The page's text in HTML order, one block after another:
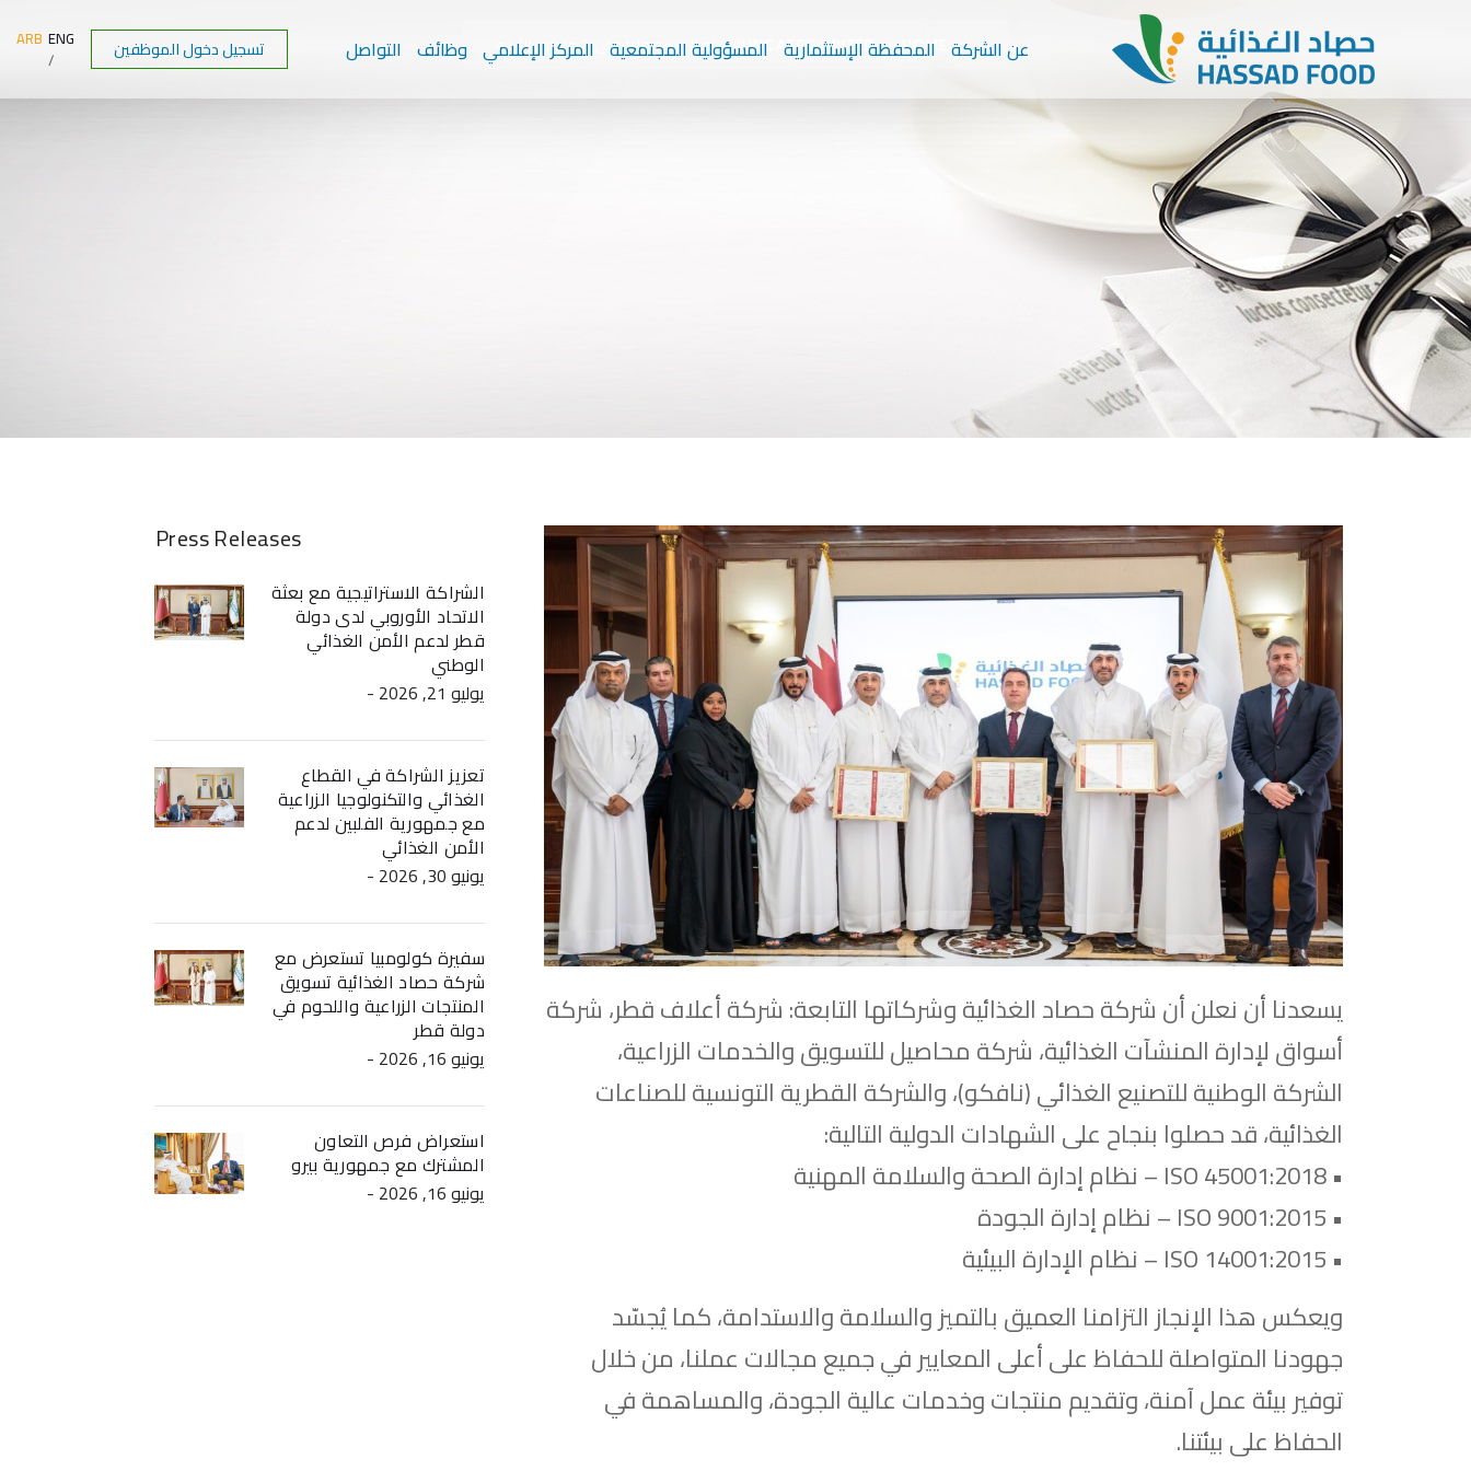
التواصل وظائف المركز الإعلامي المسؤولية المجتمعية المحفظة الإستثمارية عن الشركة تسجيل دخول الموظفين ENG
ARB HOME
UNCATEGORIZEDالاحتفال بحصولنا على شهادات الأيزو
يسعدنا أن نعلن أن شركة حصاد الغذائية وشركاتها التابعة: شركة أعلاف قطر، شركة
أسواق لإدارة المنشآت الغذائية، شركة محاصيل للتسويق والخدمات الزراعية،
الشركة الوطنية للتصنيع الغذائي (نافكو)، والشركة القطرية التونسية للصناعات
الغذائية، قد حصلوا بنجاح على الشهادات الدولية التالية:
• ISO 45001:2018 – نظام إدارة الصحة والسلامة المهنية
• ISO 9001:2015 – نظام إدارة الجودة
• ISO 14001:2015 – نظام الإدارة البيئية
ويعكس هذا الإنجاز التزامنا العميق بالتميز والسلامة والاستدامة، كما يُجسّد
جهودنا المتواصلة للحفاظ على أعلى المعايير في جميع مجالات عملنا، من خلال
توفير بيئة عمل آمنة، وتقديم منتجات وخدمات عالية الجودة، والمساهمة في
الحفاظ على بيئتنا.
Press Releases
الشراكة الاستراتيجية مع بعثة
الاتحاد الأوروبي لدى دولة
قطر لدعم الأمن الغذائي
الوطني
- يوليو 21, 2026
تعزيز الشراكة في القطاع
الغذائي والتكنولوجيا الزراعية
مع جمهورية الفلبين لدعم
الأمن الغذائي
- يونيو 30, 2026
سفيرة كولومبيا تستعرض مع
شركة حصاد الغذائية تسويق
المنتجات الزراعية واللحوم في
دولة قطر
- يونيو 16, 2026
استعراض فرص التعاون
المشترك مع جمهورية بيرو
- يونيو 16, 2026